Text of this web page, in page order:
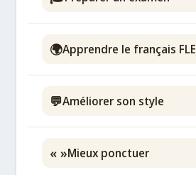
🌍Apprendre le français FLE
💬Améliorer son style
« »Mieux ponctuer